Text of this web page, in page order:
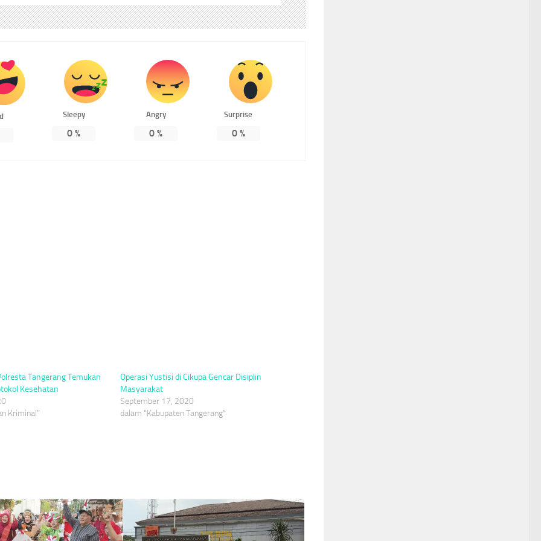
Sleepy
0 %
Angry
0 %
Surprise
0%
Tangerang Temukan
Kesehatan
Kriminal"
Operasi Yustisi di Cikupa Gencar Disiplin
Masyarakat
September 17, 2020
dalam "Kabupaten Tangerang"